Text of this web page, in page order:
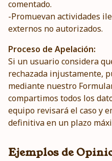
comentado.
-Promuevan actividades
externos no autorizados.
Proceso de Apelación:
Si un usuario considera
rechazada injustamente,
mediante nuestro
compartimos todos los
equipo revisará el caso y
definitiva en un plazo
Ejemplos de